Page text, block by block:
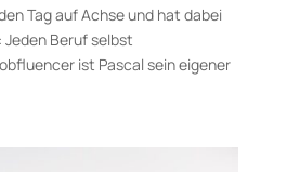
Tag auf Achse und hat dabei
Jeden Beruf selbst
ist Pascal sein eigener